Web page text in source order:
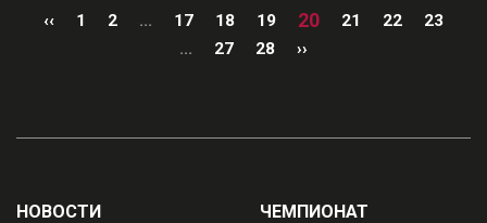
‹‹ 1 2 ... 17 18 19 20 21 22
23
...
27 28 ››
НОВОСТИ
ЧЕМПИОНАТ